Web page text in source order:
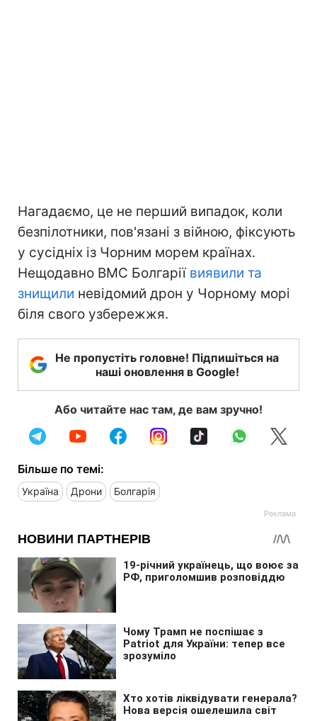
Нагадаємо, це не перший випадок, коли
безпілотники, пов'язані з війною, фіксують
у сусідніх із Чорним морем країнах.
Нещодавно ВМС Болгарії виявили та
знищили невідомий дрон у Чорному морі
біля свого узбережжя.
Не пропустіть головне! Підпишіться на
наші оновлення в Google!
Або читайте нас там, де вам зручно!
Більше по темі:
Україна Дрони Болгарія